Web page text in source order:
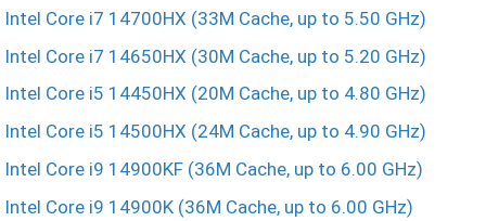
Intel Core i7 14700HX (33M Cache, up to 5.50 GHz)
Intel Core i7 14650HX (30M Cache, up to 5.20 GHz)
Intel Core i5 14450HX (20M Cache, up to 4.80 GHz)
Intel Core i5 14500HX (24M Cache, up to 4.90 GHz)
Intel Core i9 14900KF (36M Cache, up to 6.00 GHz)
Intel Core i9 14900K (36M Cache, up to 6.00 GHz)